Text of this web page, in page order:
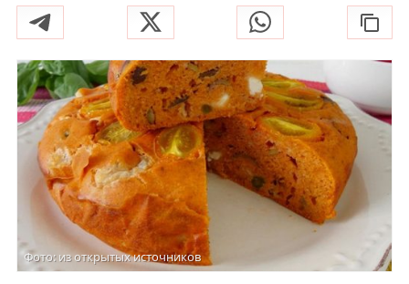
Фото: из открытых источников